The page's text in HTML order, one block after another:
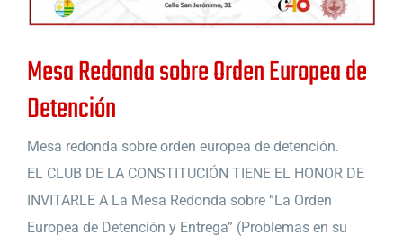
Mesa Redonda sobre Orden Europea de
Detención
Mesa redonda sobre orden europea de detención.
EL CLUB DE LA CONSTITUCIÓN TIENE EL HONOR DE
INVITARLE A La Mesa Redonda sobre “La Orden
Europea de Detención y Entrega” (Problemas en su